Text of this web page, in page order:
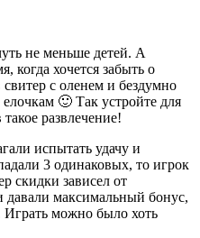
не меньше детей. А
когда хочется забыть о
с оленем и бездумно
🙂 Так устройте для
развлечение!
испытать удачу и
3 одинаковых, то игрок
скидки зависел от
давали максимальный бонус,
можно было хоть